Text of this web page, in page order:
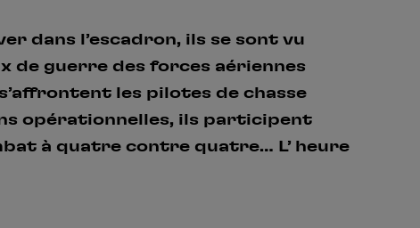
dans l’escadron, ils se sont vu
de guerre des forces aériennes
les pilotes de chasse
opérationnelles, ils participent
à quatre contre quatre… L’ heure